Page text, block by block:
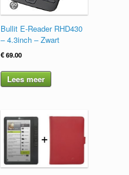
Bullit E-Reader RHD430
– 4.3inch – Zwart
€69.00
Lees meer